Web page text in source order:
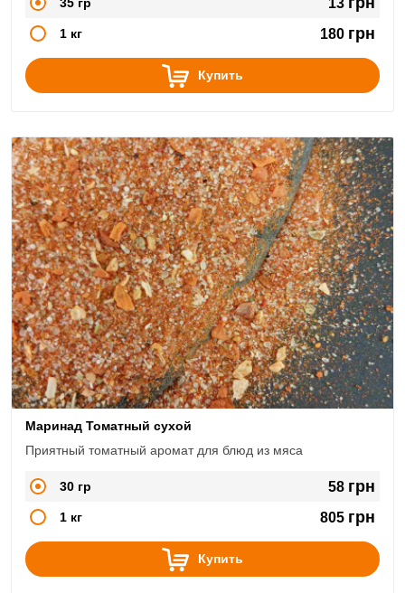
1 кг 180 грн
Купить
Маринад Томатный сухой
Приятный томатный аромат для блюд из мяса
30 гр 58 грн
1 кг 805 грн
Купить